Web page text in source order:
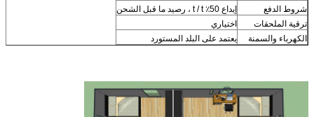
شروط الدفع
إيداع 50٪ t / t ، رصيد ما قبل الشحن
ترقية الملحقات
اختياري
الكهرباء والسمنة
يعتمد على البلد المستورد